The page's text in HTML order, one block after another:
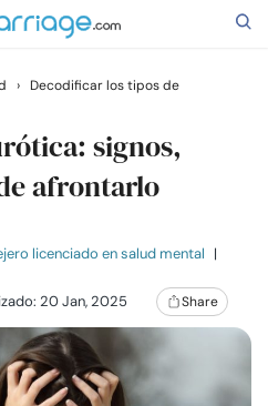
›
Decodificar los tipos de
signos,
afrontarlo
licenciado en salud mental |
20 Jan, 2025 Share